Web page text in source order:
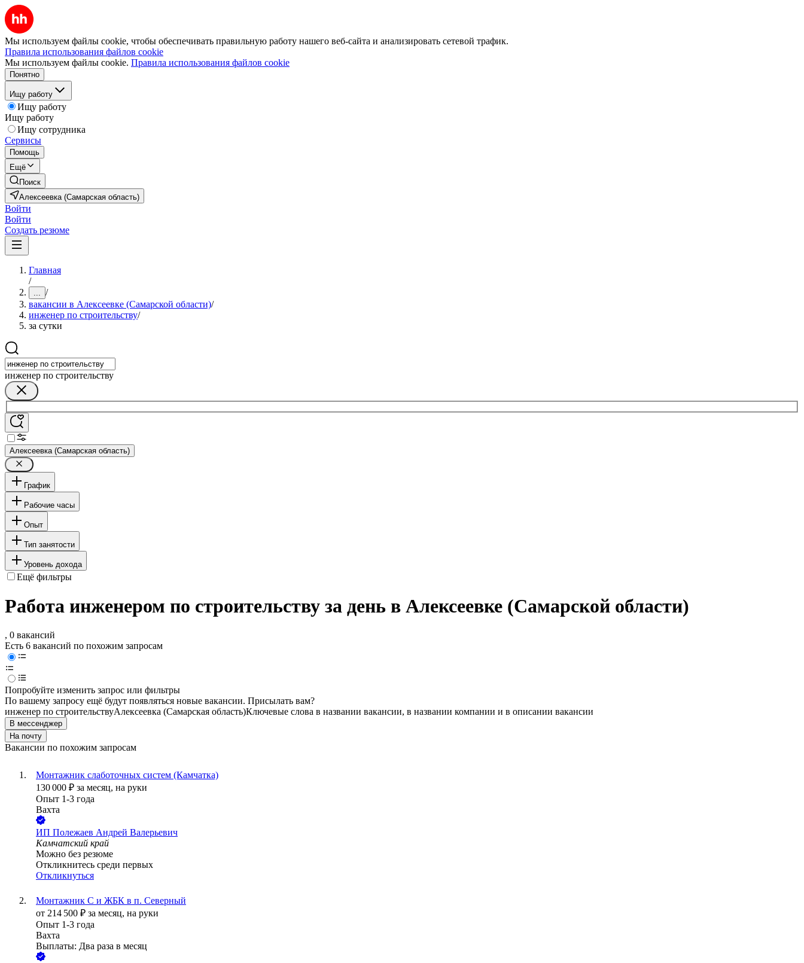
Мы используем файлы cookie, чтобы обеспечивать правильную работу нашего веб-сайта и анализировать сетевой трафик.
Правила использования файлов cookie
Мы используем файлы cookie. Правила использования файлов cookie
Понятно
Ищу работу
Ищу работу
Ищу работу
Ищу сотрудника
Сервисы
Помощь
Ещё
Поиск
Алексеевка (Самарская область)
Войти
Войти
Создать резюме
Главная
/
... /
вакансии в Алексеевке (Самарской области)/
инженер по строительству/
за сутки
инженер по строительству
Алексеевка (Самарская область)
График
Рабочие часы
Опыт
Тип занятости
Уровень дохода
Ещё фильтры
Работа инженером по строительству за день в Алексеевке (Самарской области)
, 0 вакансий
Есть 6 вакансий по похожим запросам
Попробуйте изменить запрос или фильтры
По вашему запросу ещё будут появляться новые вакансии. Присылать вам?
инженер по строительствуАлексеевка (Самарская область)Ключевые слова в названии вакансии, в названии компании и в описании вакансии
В мессенджер
На почту
Вакансии по похожим запросам
Монтажник слаботочных систем (Камчатка)
130 000 ₽ за месяц, на руки
Опыт 1-3 года
Вахта
ИП Полежаев Андрей Валерьевич
Камчатский край
Можно без резюме
Откликнитесь среди первых
Откликнуться
Монтажник С и ЖБК в п. Северный
от 214 500 ₽ за месяц, на руки
Опыт 1-3 года
Вахта
Выплаты: Два раза в месяц